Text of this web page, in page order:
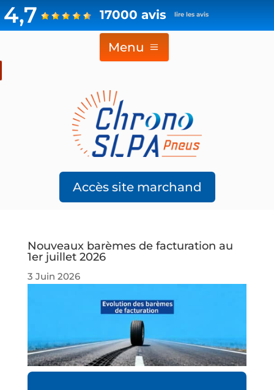
4,7 17000 avis lire les avis
Accès site marchand
Menu
Nouveaux barèmes de facturation au
1er juillet 2026
3 Juin 2026